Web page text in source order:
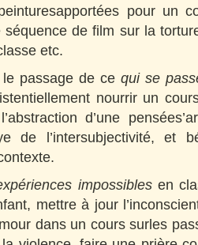
pour un
de film sur la
etc.
le passage de ce qui se
nourrir un
d’une
de l’intersubjectivité, et
impossiblesen
mettre à jour
dans un cours surles